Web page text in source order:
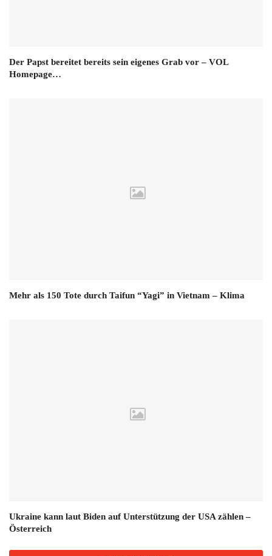
Der Papst bereitet bereits sein eigenes Grab vor – VOL
Homepage…
Mehr als 150 Tote durch Taifun “Yagi” in Vietnam – Klima
Ukraine kann laut Biden auf Unterstützung der USA zählen –
Österreich